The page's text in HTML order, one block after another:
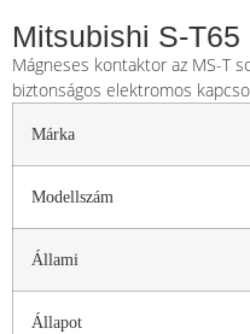
Mitsubishi S-
Mágneses kontaktor az MS-T
biztonságos elektromos
Márka
Modellszám
Állami
Állapot